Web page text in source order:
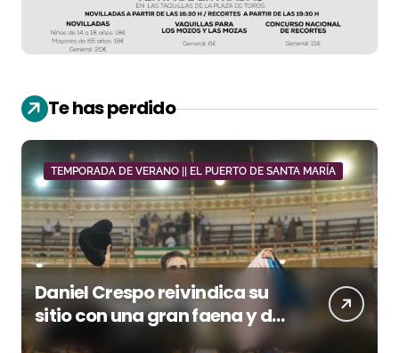
Te has perdido
TEMPORADA DE VERANO || EL PUERTO DE SANTA MARÍA
Daniel Crespo reivindica su
sitio con una gran faena y dos
orejas